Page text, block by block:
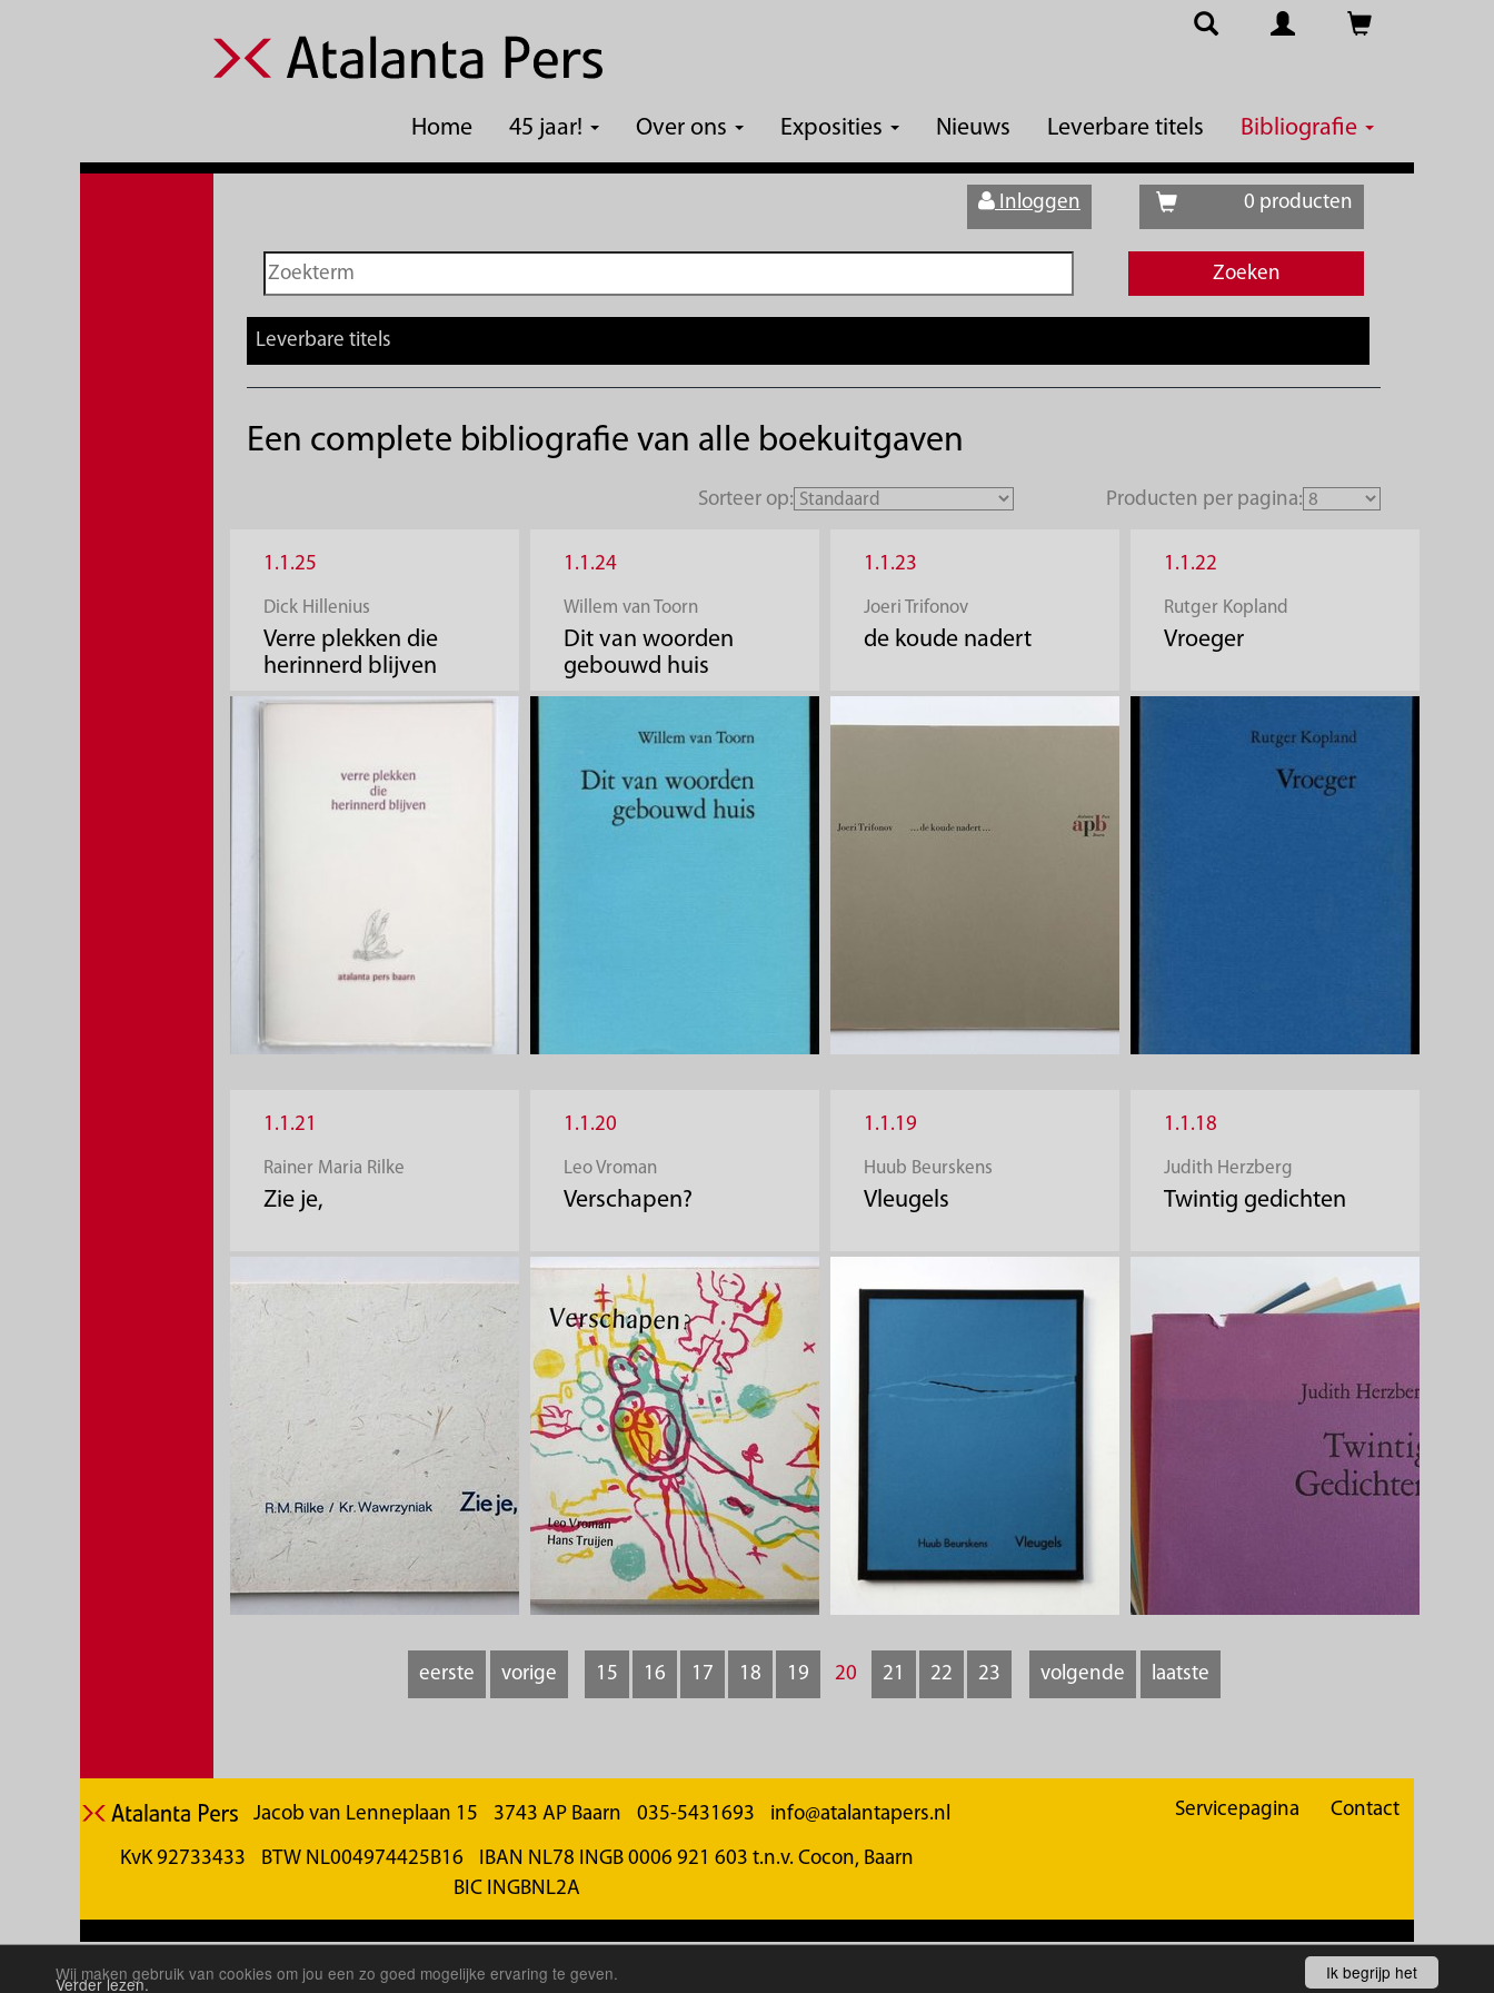
Ik begrijp het
Wij maken gebruik van cookies om jou een zo goed mogelijke ervaring te geven.
Verder lezen.
Home 45 jaar! Over ons Exposities Nieuws Leverbare titels Bibliografie
Inloggen 0 producten
Leverbare titels
Een complete bibliografie van alle boekuitgaven
Producten per pagina:
Sorteer op:
1.1.25
Dick Hillenius
Verre plekken die
herinnerd blijven
1.1.24
Willem van Toorn
Dit van woorden
gebouwd huis
1.1.23
Joeri Trifonov
de koude nadert
1.1.22
Rutger Kopland
Vroeger
1.1.21
Rainer Maria Rilke
Zie je,
1.1.20
Leo Vroman
Verschapen?
1.1.19
Huub Beurskens
Vleugels
1.1.18
Judith Herzberg
Twintig gedichten
eerste vorige 15 16 17 18 19 20 21 22 23 volgende laatste
Jacob van Lenneplaan 15 3743 AP Baarn 035-5431693 info@atalantapers.nl
KvK 92733433 BTW NL004974425B16
IBAN NL78 INGB 0006 921 603 t.n.v. Cocon, Baarn
BIC INGBNL2A
Servicepagina Contact
Copyright © 2024 Atalanta Pers